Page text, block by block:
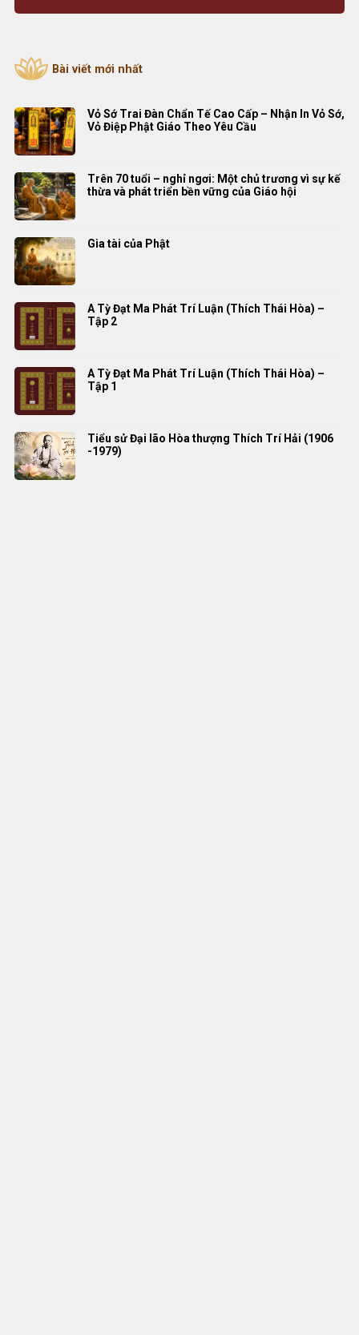
Bài viết mới nhất
Vỏ Sớ Trai Đàn Chẩn Tế Cao Cấp – Nhận In Vỏ Sớ,
Vỏ Điệp Phật Giáo Theo Yêu Cầu
Trên 70 tuổi – nghỉ ngơi: Một chủ trương vì sự kế
thừa và phát triển bền vững của Giáo hội
Gia tài của Phật
A Tỳ Đạt Ma Phát Trí Luận (Thích Thái Hòa) –
Tập 2
A Tỳ Đạt Ma Phát Trí Luận (Thích Thái Hòa) –
Tập 1
Tiểu sử Đại lão Hòa thượng Thích Trí Hải (1906
-1979)